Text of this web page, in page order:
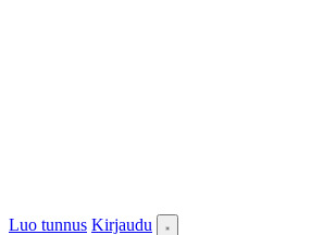
Luo tunnus Kirjaudu